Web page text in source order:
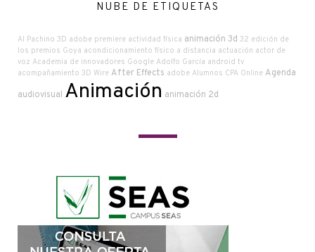
NUBE DE ETIQUETAS
Al Pachino 3D adobe premiere actividad física animación 3d 32 edición de
los premios Goya acondicionamiento físico a distancia actuación actor de
voz Academia de innovadores Google Adolfo García android tv
acompañamiento 3D Wire After Effects adobe Alumnos CPA Online Agenda
audiovisual Animación animación 2d